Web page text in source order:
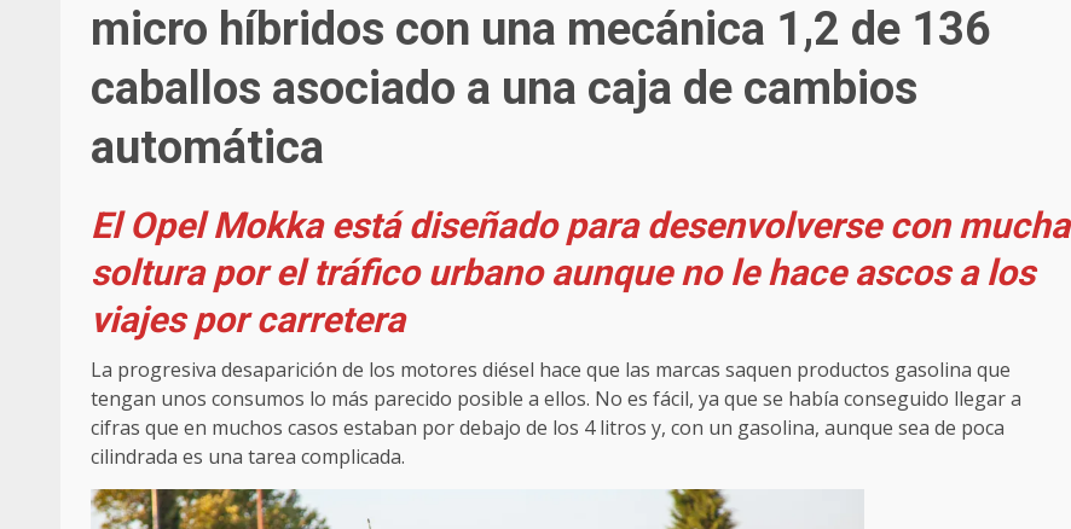
micro híbridos con una mecánica 1,2 de 136
caballos asociado a una caja de cambios
automática
El Opel Mokka está diseñado para desenvolverse con mucha
soltura por el tráfico urbano aunque no le hace ascos a los
viajes por carretera
La progresiva desaparición de los motores diésel hace que las marcas saquen productos gasolina que
tengan unos consumos lo más parecido posible a ellos. No es fácil, ya que se había conseguido llegar a
cifras que en muchos casos estaban por debajo de los 4 litros y, con un gasolina, aunque sea de poca
cilindrada es una tarea complicada.